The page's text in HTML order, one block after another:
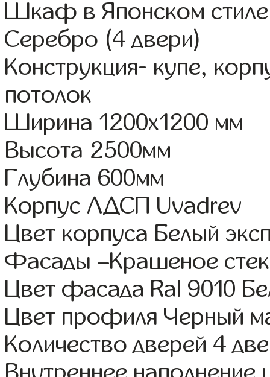
Шкаф в Японском стиле
Серебро (4 двери)
Конструкция- купе,
потолок
Ширина 1200x1200 мм
Высота 2500мм
Глубина 600мм
Корпус ЛДСП Uvadrev
Цвет корпуса Белый
Фасады –Крашеное
Цвет фасада Ral 9010
Цвет профиля Черный
Количество дверей 4